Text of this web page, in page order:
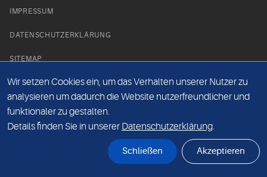
IMPRESSUM
DATENSCHUTZERKLÄRUNG
SITEMAP
NEWS PARTNER
Wir setzen Cookies ein, um das Verhalten unserer Nutzer zu
analysieren um dadurch die Website nutzerfreundlicher und
funktionaler zu gestalten.
Details finden Sie in unserer Datenschutzerklärung.
Schließen Akzeptieren